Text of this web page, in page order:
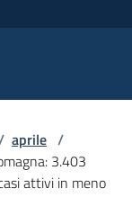
aprile /
3.403
attivi in meno